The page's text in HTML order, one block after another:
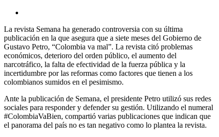
La revista Semana ha generado controversia con su última
publicación en la que asegura que a siete meses del Gobierno de
Gustavo Petro, “Colombia va mal”. La revista citó problemas
económicos, deterioro del orden público, el aumento del
narcotráfico, la falta de efectividad de la fuerza pública y la
incertidumbre por las reformas como factores que tienen a los
colombianos sumidos en el pesimismo.
Ante la publicación de Semana, el presidente Petro utilizó sus redes
sociales para responder y defender su gestión. Utilizando el numeral
#ColombiaVaBien, compartió varias publicaciones que indican que
el panorama del país no es tan negativo como lo plantea la revista.